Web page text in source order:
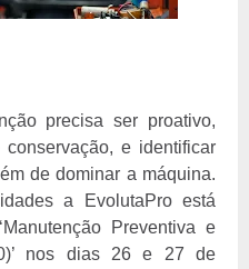
precisa ser proativo,
e identificar
de dominar a máquina.
a EvolutaPro está
Preventiva e
nos dias 26 e 27 de